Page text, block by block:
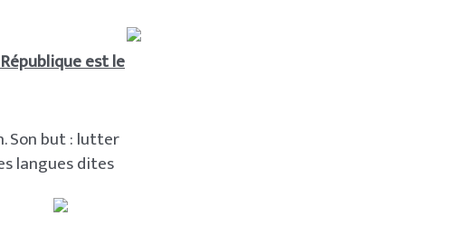
est le
Son but : lutter
langues dites